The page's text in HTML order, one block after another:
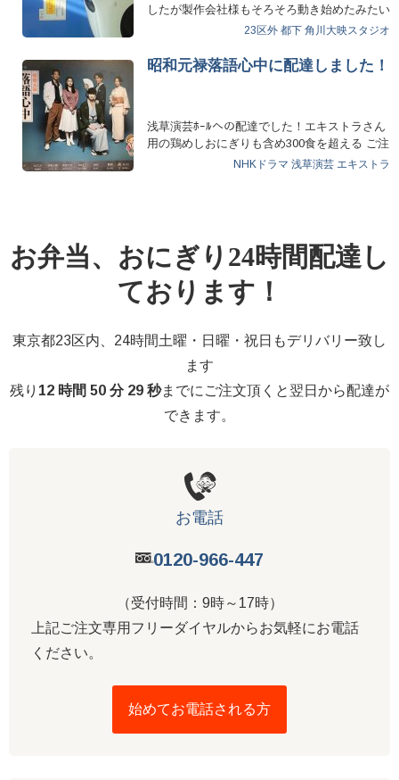
したが製作会社様もそろそろ動き始めたみたい
で本日調布角川スタ…23区外 都下 角川大映スタジオ
昭和元禄落語心中に配達しました！
浅草演芸ﾎｰﾙへの配達でした！エキストラさん
用の鶏めしおにぎりも含め300食を超える ご注
NHKドラマ 浅草演芸 エキストラ
お弁当、おにぎり24時間配達し
ております！
東京都23区内、24時間土曜・日曜・祝日もデリバリー致し
ます
残り 12 時間 50 分 29 秒までにご注文頂くと翌日から配達が
できます。
お電話
0120-966-447
（受付時間：9時～17時）
上記ご注文専用フリーダイヤルからお気軽にお電話
ください。
始めてお電話される方